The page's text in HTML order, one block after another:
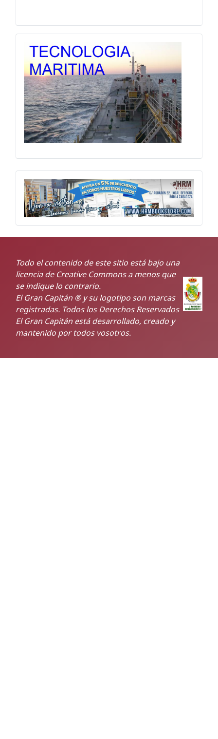
Todo el contenido de este sitio está bajo una
licencia de Creative Commons a menos que
se indique lo contrario.
El Gran Capitán ® y su logotipo son marcas
registradas. Todos los Derechos Reservados
El Gran Capitán está desarrollado, creado y
mantenido por todos vosotros.